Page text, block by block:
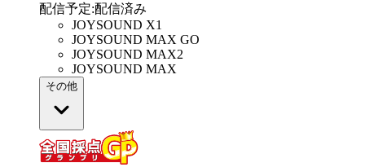
配信予定:配信済み
JOYSOUND X1
JOYSOUND MAX GO
JOYSOUND MAX2
JOYSOUND MAX
その他